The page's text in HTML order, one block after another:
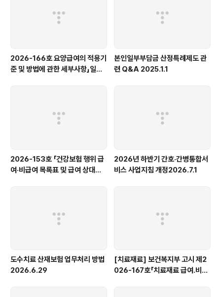
2026-166호 요양급여의 적용기
준 및 방법에 관한 세부사항」일부
본인일부부담금 산정특례제도 관
련 Q&A 2025.1.1
2026-153호 「건강보험 행위 급
여·비급여 목록표 및 급여 상대가
2026년 하반기 간호·간병통합서
비스 사업지침 개정2026.7.1
도수치료 산재보험 업무처리 방법
2026.6.29
[치료재료] 보건복지부 고시 제2
026-167호「치료재료 급여․비급